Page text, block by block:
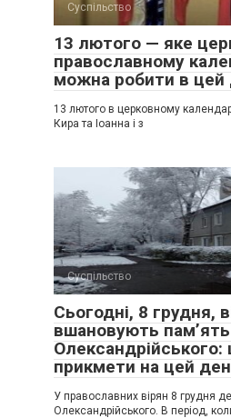
Суспільство
13 лютого — яке
православному
можна робити в цей
13 лютого в церковному
Кира та Іоанна і з
Суспільство
Сьогодні, 8 грудня,
вшановують
Олександрійського:
прикмети на цей
У православних вірян 8 грудня
Олександрійського. В період,